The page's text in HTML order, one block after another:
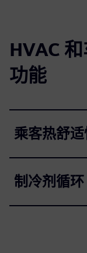
HVAC
功能
乘客热舒适
制冷剂循环